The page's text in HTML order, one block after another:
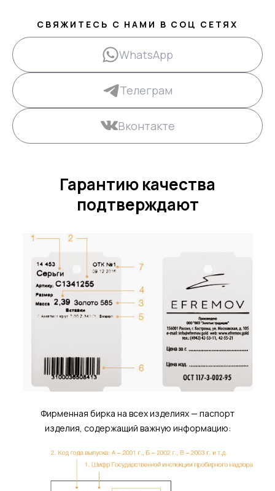
СВЯЖИТЕСЬ С НАМИ В СОЦ СЕТЯХ
WhatsApp
Телеграм
Вконтакте
Гарантию качества
подтверждают
Фирменная бирка на всех изделиях — паспорт
изделия, содержащий важную информацию: